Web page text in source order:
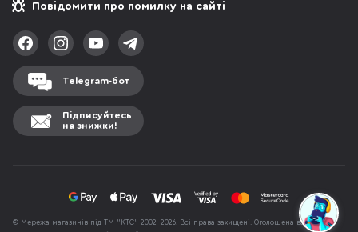
Повідомити про помилку на сайті
Telegram-бот
Підписуйтесь
на знижки!
© Мережа магазинів під ТМ "КТС" 2002-2026. Всі права захищені. Оголошена вартість